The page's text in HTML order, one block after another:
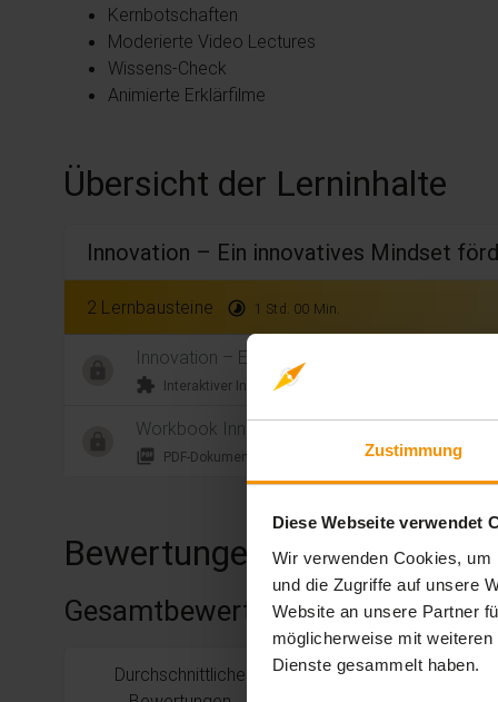
Zustimmung
Diese Webseite verwendet
Wir verwenden Cookies,
und die Zugriffe auf unsere
Website an unsere Partner
möglicherweise mit
Dienste gesammelt haben.
Kernbotschaften
Moderierte Video Lectures
Wissens-Check
Animierte Erklärfilme
Übersicht der Lerninhalte
Innovation – Ein innovatives Mindset
2 Lernbausteine timelapse 1 Std. 00 Min.
Innovation – Ein innovatives Mindset fördern
extension Interaktiver Inhalt
Workbook Innovatives Mindset
picture_as_pdf PDF-Dokument
Bewertungen
Gesamtbewertung
Durchschnittliche
5stars: 0
Bewertungen